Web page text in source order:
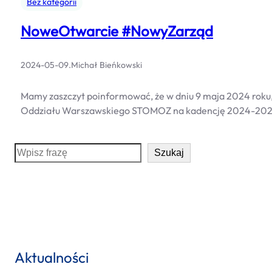
NoweOtwarcie #NowyZarząd
2024-05-09.Michał Bieńkowski
Mamy zaszczyt poinformować, że w dniu 9 maja 2024
Oddziału Warszawskiego STOMOZ na kadencję 2024-
S
e
Szukaj
Aktualności